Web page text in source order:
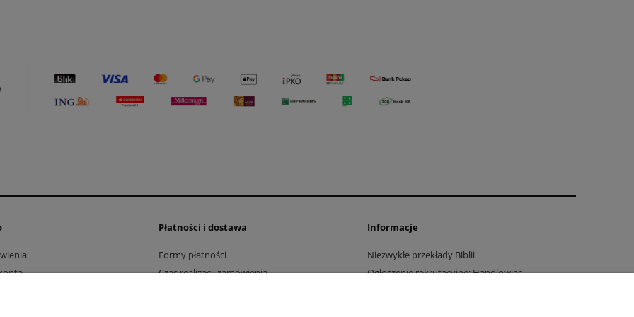
Płatności i dostawa
Formy płatności
Czas realizacji zamówienia
Informacje
Niezwykłe przekłady Biblii
Ogłoszenie rekrutacyjne: Handlowiec